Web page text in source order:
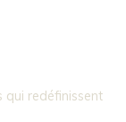
qui redéfinissent